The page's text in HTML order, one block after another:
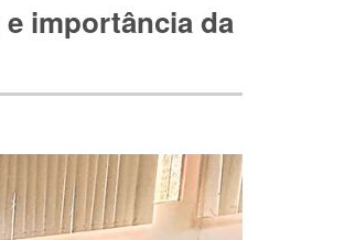
importância da